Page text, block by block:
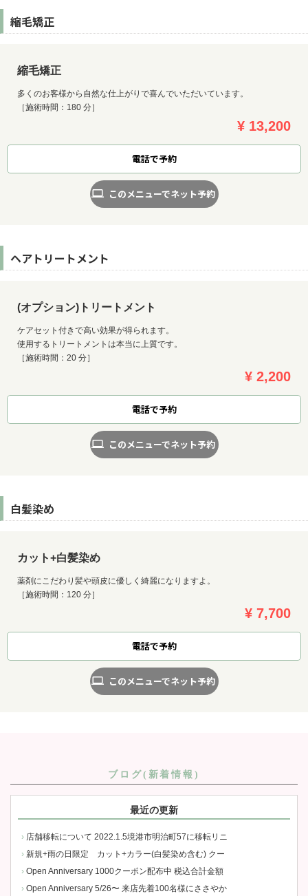
縮毛矯正
縮毛矯正
多くのお客様から自然な仕上がりで喜んでいただいています。
［施術時間：180 分］
¥ 13,200
電話で予約
このメニューでネット予約
ヘアトリートメント
(オプション)トリートメント
ケアセット付きで高い効果が得られます。
使用するトリートメントは本当に上質です。
［施術時間：20 分］
¥ 2,200
電話で予約
このメニューでネット予約
白髪染め
カット+白髪染め
薬剤にこだわり髪や頭皮に優しく綺麗になりますよ。
［施術時間：120 分］
¥ 7,700
電話で予約
このメニューでネット予約
ブログ(新着情報)
最近の更新
店舗移転について 2022.1.5境港市明治町57に移転リニ
新規+雨の日限定 カット+カラー(白髪染め含む) クー
Open Anniversary 1000クーポン配布中 税込合計金額
Open Anniversary 5/26〜 来店先着100名様にささやか